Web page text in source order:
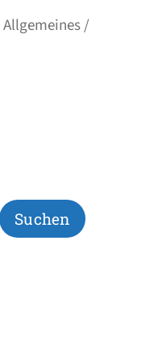
Allgemeines/
Suchen